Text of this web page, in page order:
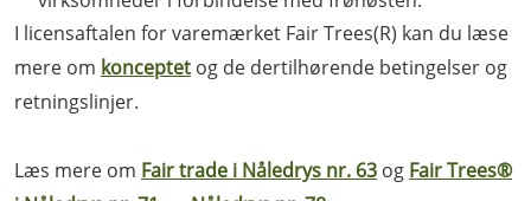
I licensaftalen for varemærket Fair Trees(R) kan du læse
mere om konceptet og de dertilhørende betingelser og
retningslinjer.
Læs mere om Fair trade i Nåledrys nr. 63 og Fair Trees®